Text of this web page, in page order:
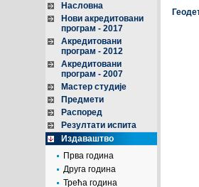
Насловна
Нови акредитовани
програм - 2017
Акредитовани
програм - 2012
Акредитовани
програм - 2007
Мастер студије
Предмети
Распоред
Резултати испита
Издаваштво
Прва година
Друга година
Трећа година